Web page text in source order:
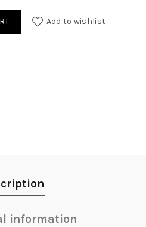
XS quantity
Add to wishlist
information